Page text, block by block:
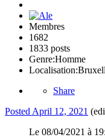
Membres
1682
1833 posts
Genre:Homme
Localisation:
Share
PostedApril 12, 2021
Le 08/04/2021 à